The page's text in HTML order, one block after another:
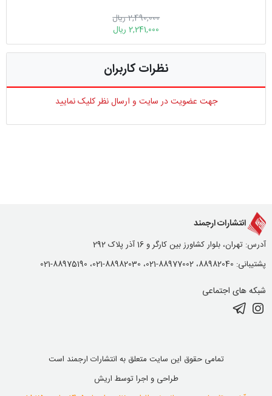
2,490,000 ریال
2,241,000 ریال
نظرات کاربران
جهت عضویت در سایت و ارسال نظر کلیک نمایید
انتشارات ارجمند
آدرس: تهران، بلوار کشاورز بین کارگر و 16 آذر پلاک 292
پشتیبانی: 88982040، 88977002-021، 88982030-021، 88975190-021
شبکه های اجتماعی
تمامی حقوق این سایت متعلق به انتشارات ارجمند است
طراحی و اجرا توسط اریش